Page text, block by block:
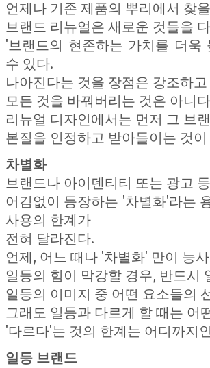
언제나 기존 제품의 뿌리에서 찾
브랜드 리뉴얼은 새로운 것들을
'브랜드의 현존하는 가치를 더
수 있다.
나아진다는 것을 장점은 강조하
모든 것을 바꿔버리는 것은 아니
리뉴얼 디자인에서는 먼저 그 브
본질을 인정하고 받아들이는 것
차별화
브랜드나 아이덴티티 또는 광고
어김없이 등장하는 '차별화'라는
사용의 한계가
전혀 달라진다.
언제, 어느 때나 '차별화' 만이 능
일등의 힘이 막강할 경우, 반드시
일등의 이미지 중 어떤 요소들의
그래도 일등과 다르게 할 때는 어
'다르다'는 것의 한계는 어디까지
일등 브랜드